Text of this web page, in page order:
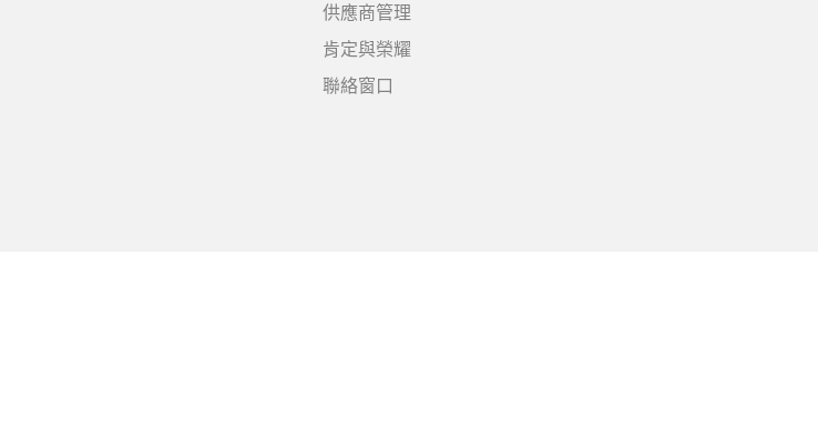
供應商管理
肯定與榮耀
聯絡窗口